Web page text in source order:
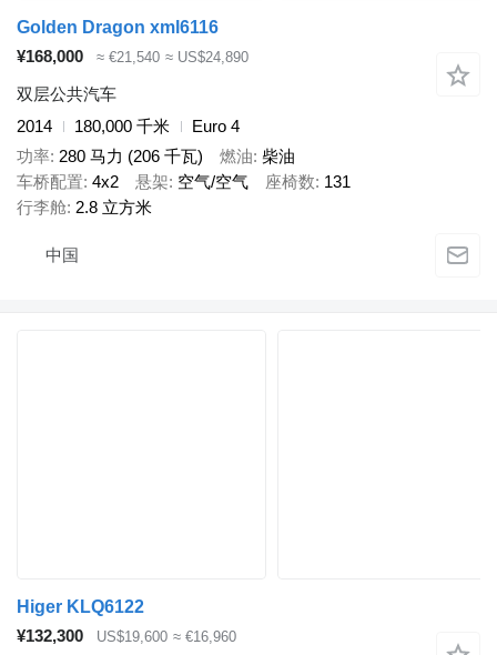
Golden Dragon xml6116
¥168,000
≈ €21,540 ≈ US$24,890
双层公共汽车
2014
180,000 千米
Euro 4
功率 280 马力 (206 千瓦) 燃油 柴油
车桥配置 4x2 悬架 空气/空气 座椅数 131
行李舱 2.8 立方米
中国
Higer KLQ6122
¥132,300
US$19,600 ≈ €16,960